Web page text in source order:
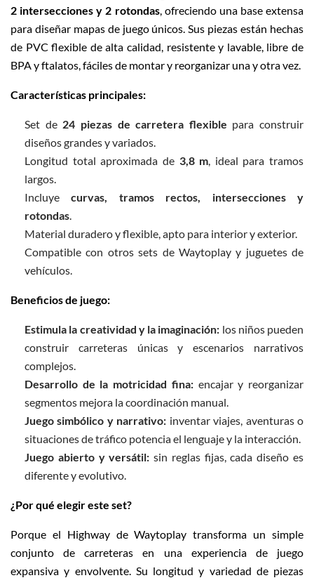
2 intersecciones y 2 rotondas, ofreciendo una base extensa
para diseñar mapas de juego únicos. Sus piezas están hechas
de PVC flexible de alta calidad, resistente y lavable, libre de
BPA y ftalatos, fáciles de montar y reorganizar una y otra vez.
Características principales:
Set de 24 piezas de carretera flexible para construir
diseños grandes y variados.
Longitud total aproximada de 3,8 m, ideal para tramos
largos.
Incluyecurvas, tramos rectos, intersecciones y
rotondas.
Material duradero y flexible, apto para interior y exterior.
Compatible con otros sets de Waytoplay y juguetes de
vehículos.
Beneficios de juego:
Estimula la creatividad y la imaginación: los niños pueden
construir carreteras únicas y escenarios narrativos
complejos.
Desarrollo de la motricidad fina:encajar y reorganizar
segmentos mejora la coordinación manual.
Juego simbólico y narrativo: inventar viajes, aventuras o
situaciones de tráfico potencia el lenguaje y la interacción.
Juego abierto y versátil: sin reglas fijas, cada diseño es
diferente y evolutivo.
¿Por qué elegir este set?
Porque el Highway de Waytoplay transforma un simple
conjunto de carreteras en una experiencia de juego
expansiva y envolvente. Su longitud y variedad de piezas